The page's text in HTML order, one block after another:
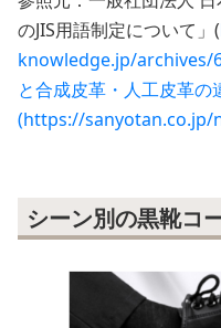
のJIS用語制定について」(
knowledge.jp/archives/
と合成皮革・人工皮革の
(https://
シーン別の黒靴コ